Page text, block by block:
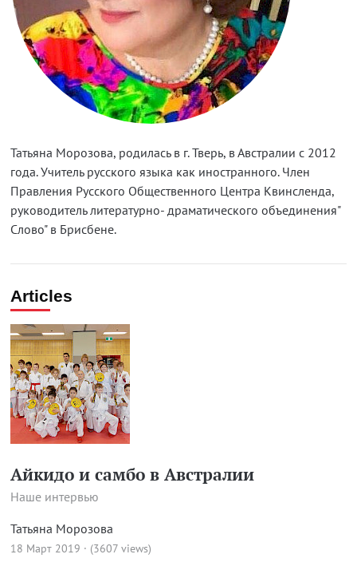
Татьяна Морозова, родилась в г. Тверь, в Австралии с 2012
года. Учитель русского языка как иностранного. Член
Правления Русского Общественного Центра Квинсленда,
руководитель литературно- драматического объединения"
Слово" в Брисбене.
Articles
Айкидо и самбо в Австралии
Наше интервью
Татьяна Морозова
18 Март 2019 · (3607 views)